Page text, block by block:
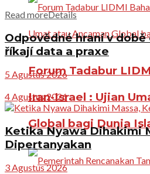
Forum Tadabur
Iran-Israel : Ujian
Global bagi Dunia
Read moreDetails
Odpovědné hraní v
říkají data a praxe
5 Agustus 2026
4 Agustus 2026
Ketika Nyawa Dihakimi
Dipertanyakan
3 Agustus 2026